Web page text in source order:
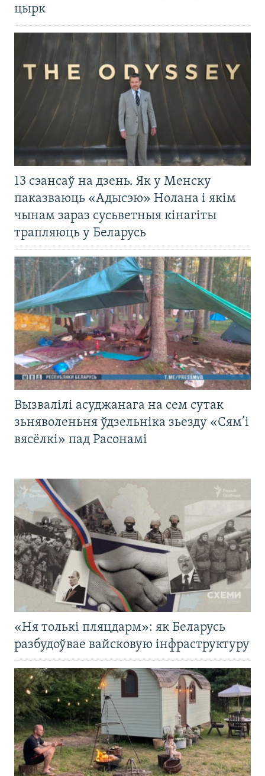
цырк
13 сэансаў на дзень. Як у Менску
паказваюць «Адысэю» Нолана і якім
чынам зараз сусьветныя кінагіты
трапляюць у Беларусь
Вызвалілі асуджанага на сем сутак
зьняволеньня ўдзельніка зьезду «Сям’і
вясёлкі» пад Расонамі
«Ня толькі пляцдарм»: як Беларусь
разбудоўвае вайсковую інфраструктуру